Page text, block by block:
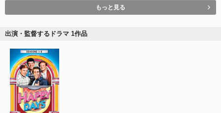
もっと見る
出演・監督するドラマ 1作品